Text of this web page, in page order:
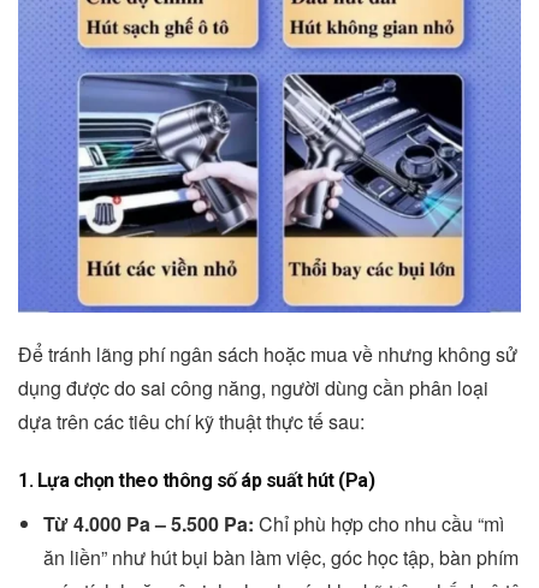
Để tránh lãng phí ngân sách hoặc mua về nhưng không sử
dụng được do sai công năng, người dùng cần phân loại
dựa trên các tiêu chí kỹ thuật thực tế sau:
1. Lựa chọn theo thông số áp suất hút (Pa)
Từ 4.000 Pa – 5.500 Pa: Chỉ phù hợp cho nhu cầu “mì
ăn liền” như hút bụi bàn làm việc, góc học tập, bàn phím